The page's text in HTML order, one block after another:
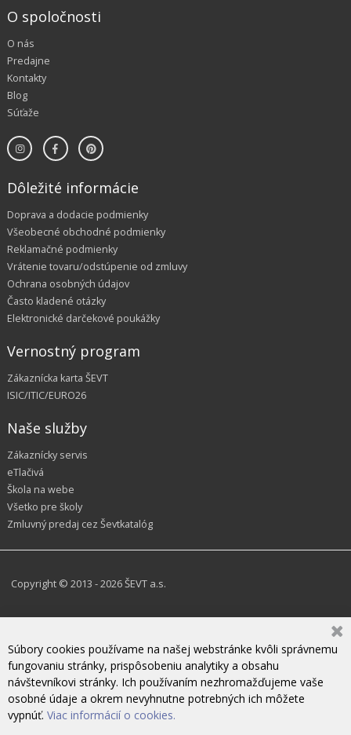
O spoločnosti
O nás
Predajne
Kontakty
Blog
Súťaže
Dôležité informácie
Doprava a dodacie podmienky
Všeobecné obchodné podmienky
Reklamačné podmienky
Vrátenie tovaru/odstúpenie od zmluvy
Ochrana osobných údajov
Často kladené otázky
Elektronické darčekové poukážky
Vernostný program
Zákaznícka karta ŠEVT
ISIC/ITIC/EURO26
Naše služby
Zákaznícky servis
eTlačivá
Škola na webe
Všetko pre školy
Zmluvný predaj cez Ševtkatalóg
Copyright © 2013 - 2026 ŠEVT a.s.
Súbory cookies používame na našej webstránke kvôli správnemu
fungovaniu stránky, prispôsobeniu analytiky a obsahu
návštevníkovi stránky. Ich používaním nezhromažďujeme vaše
osobné údaje a okrem nevyhnutne potrebných ich môžete
vypnúť. Viac informácií o cookies.